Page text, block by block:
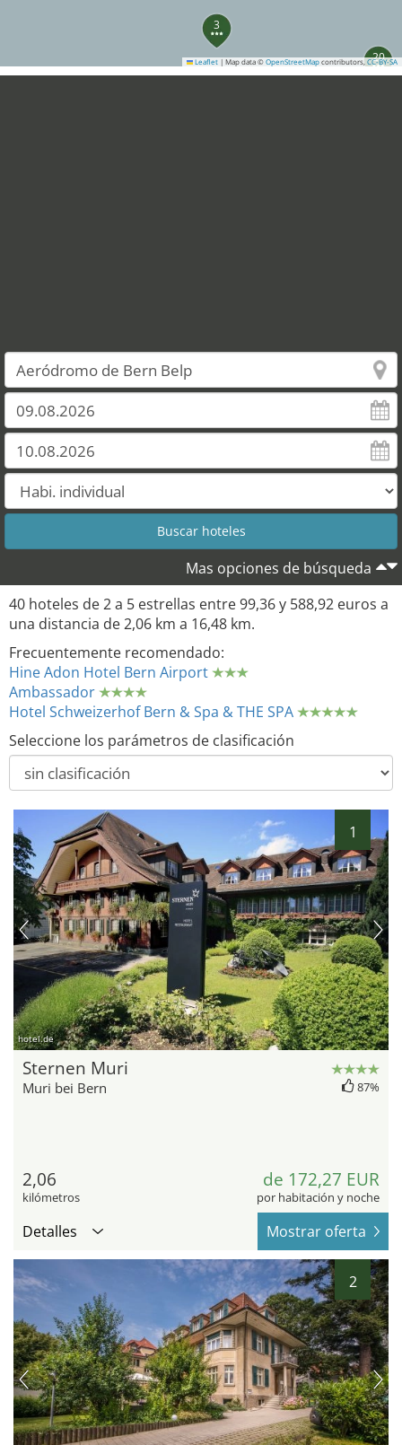
3
20
Leaflet | Map data © OpenStreetMap contributors, CC-BY-SA
Mas opciones de búsqueda
40 hoteles de 2 a 5 estrellas entre 99,36 y 588,92 euros a
una distancia de 2,06 km a 16,48 km.
Frecuentemente recomendado:
Hine Adon Hotel Bern Airport
Ambassador
Hotel Schweizerhof Bern & Spa & THE SPA
Seleccione los parámetros de clasificación
1
hotel.de
Sternen Muri
Muri bei Bern 87%
2,06
kilómetros
de 172,27 EUR
por habitación y noche
Detalles Mostrar oferta
2